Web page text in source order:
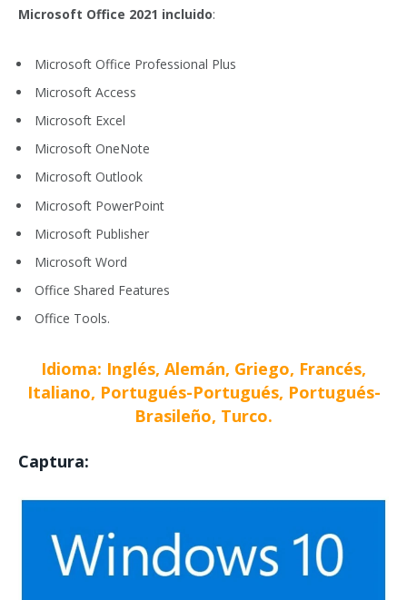
Microsoft Office 2021 incluido:
Microsoft Office Professional Plus
Microsoft Access
Microsoft Excel
Microsoft OneNote
Microsoft Outlook
Microsoft PowerPoint
Microsoft Publisher
Microsoft Word
Office Shared Features
Office Tools.
Idioma: Inglés, Alemán, Griego, Francés,
Italiano, Portugués-Portugués, Portugués-
Brasileño, Turco.
Captura: